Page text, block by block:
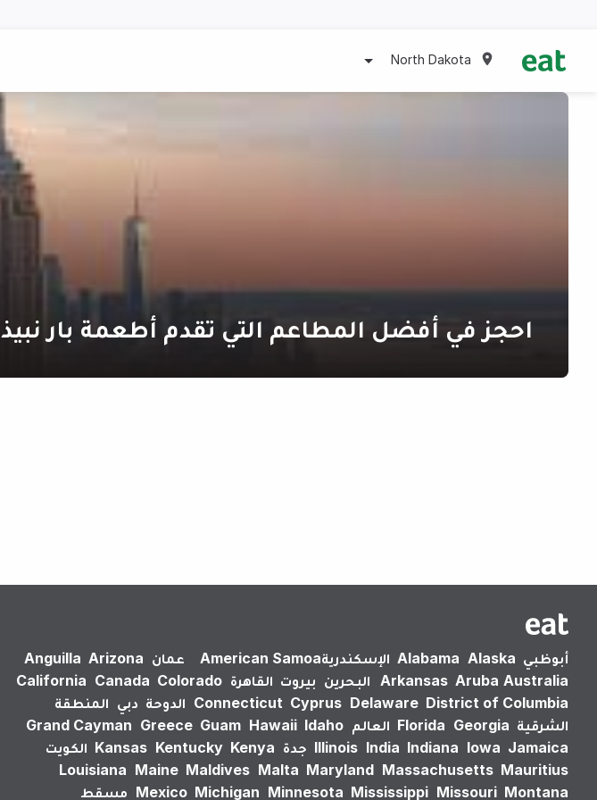
North Dakota
احجز في أفضل المطاعم التي تقدم أطعمة بار نبيذ
أبوظبي Alabama Alaska الإسكندرية‎American Samoa عمان Anguilla Arizona
Arkansas Aruba Australia البحرين بيروت القاهرة California Canada Colorado
Connecticut Cyprus Delaware District of Columbia الدوحة دبي المنطقة
الشرقية
Florida Georgia العالم Grand Cayman Greece Guam Hawaii Idaho
Illinois India Indiana Iowa Jamaica جدة Kansas Kentucky Kenya
الكويت
Louisiana Maine Maldives Malta Maryland Massachusetts Mauritius
Mexico Michigan Minnesota Mississippi Missouri Montana مسقط